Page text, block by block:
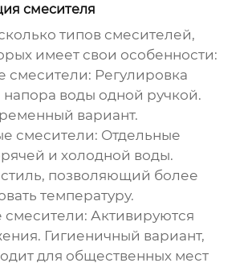
смесителя
типов смесителей,
имеет свои особенности:
смесители: Регулировка
воды одной ручкой.
вариант.
смесители: Отдельные
и холодной воды.
позволяющий более
температуру.
смесители: Активируются
Гигиеничный вариант,
для общественных мест